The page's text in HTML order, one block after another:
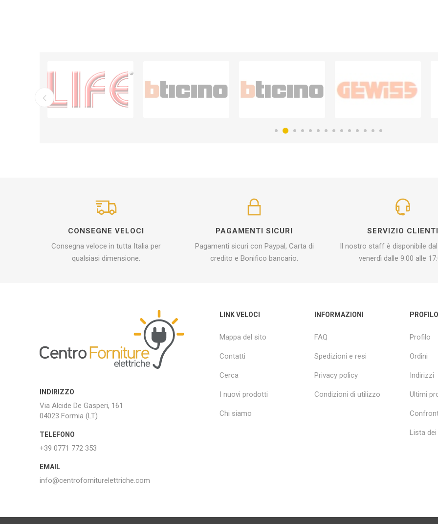
CONSEGNE VELOCI
Consegna veloce in tutta Italia per
qualsiasi dimensione.
PAGAMENTI SICURI
Pagamenti sicuri con Paypal, Carta di
credito e Bonifico bancario.
SERVIZIO CLIENTI
Il nostro staff è disponibile
venerdì dalle 9:00 alle
INDIRIZZO
Via Alcide De Gasperi, 161
04023 Formia (LT)
TELEFONO
+39 0771 772 353
EMAIL
info@centroforniturelettriche.com
LINK VELOCI
Mappa del sito
Contatti
Cerca
I nuovi prodotti
Chi siamo
INFORMAZIONI
FAQ
Spedizioni e resi
Privacy policy
Condizioni di utilizzo
PROFILO
Profilo
Ordini
Indirizzi
Ultimi
Lista